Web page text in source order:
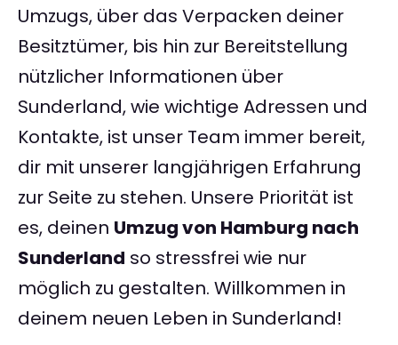
Umzugs, über das Verpacken deiner
Besitztümer, bis hin zur Bereitstellung
nützlicher Informationen über
Sunderland, wie wichtige Adressen und
Kontakte, ist unser Team immer bereit,
dir mit unserer langjährigen Erfahrung
zur Seite zu stehen. Unsere Priorität ist
es, deinen Umzug von Hamburg nach
Sunderland so stressfrei wie nur
möglich zu gestalten. Willkommen in
deinem neuen Leben in Sunderland!